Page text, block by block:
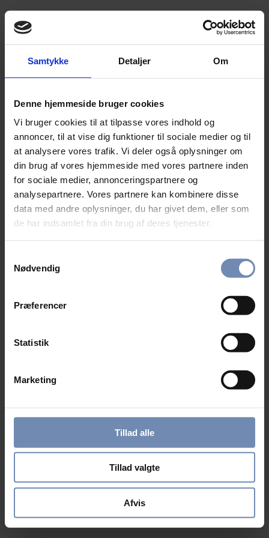
Samtykke Detaljer Om
Denne hjemmeside bruger cookies
Vi bruger cookies til at tilpasse vores indhold og
annoncer, til at vise dig funktioner til sociale medier og til
at analysere vores trafik. Vi deler også oplysninger om
din brug af vores hjemmeside med vores partnere inden
for sociale medier, annonceringspartnere og
analysepartnere. Vores partnere kan kombinere disse
data med andre oplysninger, du har givet dem, eller som
de har indsamlet fra din brug af deres tjenester.
Nødvendig
Præferencer
Statistik
Marketing
Tillad alle
Tillad valgte
Afvis